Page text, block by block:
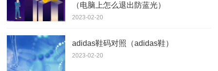
（电脑上怎么退出防蓝光）
2023-02-20
adidas鞋码对照（adidas鞋）
2023-02-20